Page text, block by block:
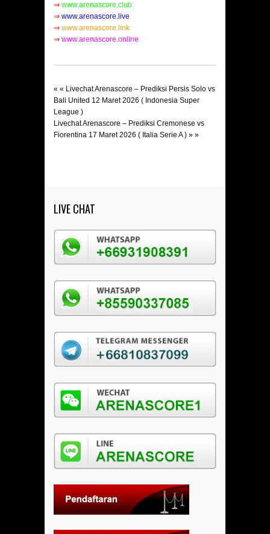
⇒ www.arenascore.club
⇒ www.arenascore.live
⇒ www.arenascore.link
⇒ www.arenascore.online
« « Livechat Arenascore – Prediksi Persis Solo vs
Bali United 12 Maret 2026 ( Indonesia Super
League )
Livechat Arenascore – Prediksi Cremonese vs
Fiorentina 17 Maret 2026 ( Italia Serie A ) » »
LIVE CHAT